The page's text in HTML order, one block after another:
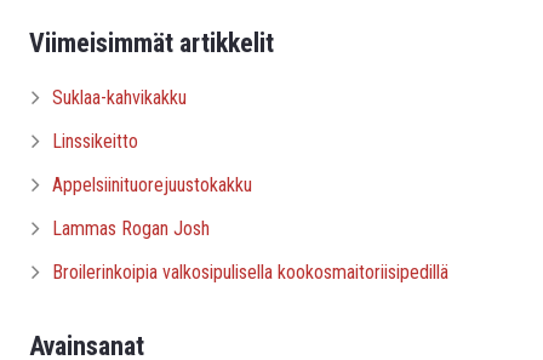
Viimeisimmät artikkelit
Suklaa-kahvikakku
Linssikeitto
Appelsiinituorejuustokakku
Lammas Rogan Josh
Broilerinkoipia valkosipulisella kookosmaitoriisipedillä
Avainsanat